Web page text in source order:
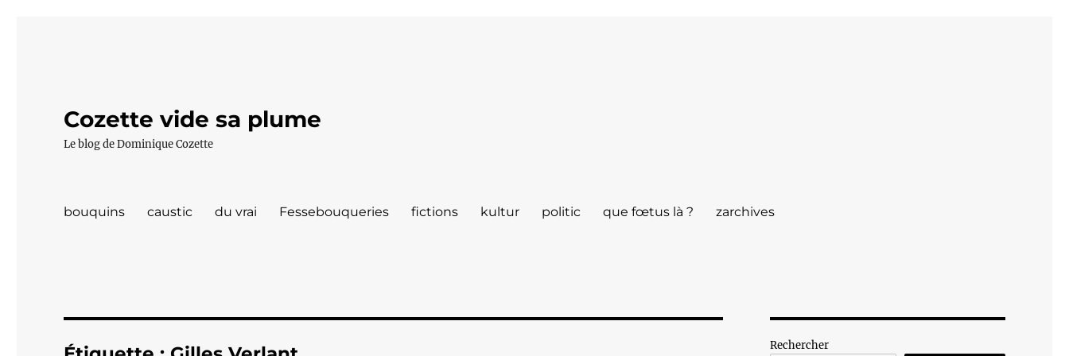
Cozette vide sa plume
Le blog de Dominique Cozette
bouquins caustic du vrai Fessebouqueries fictions kultur politic que fœtus là ? zarchives
Rechercher